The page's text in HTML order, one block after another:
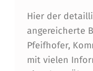
D
N
E
U
Hier der
angereicherte
Pfeifhofer,
mit vielen